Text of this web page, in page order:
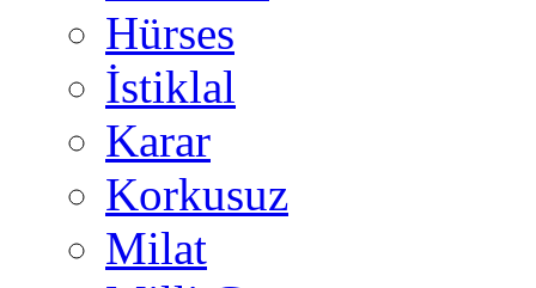
Hürses
İstiklal
Karar
Korkusuz
Milat